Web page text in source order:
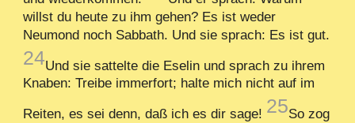
willst du heute zu ihm gehen? Es ist weder
Neumond noch Sabbath. Und sie sprach: Es ist gut.
24Und sie sattelte die Eselin und sprach zu ihrem
Knaben: Treibe immerfort; halte mich nicht auf im
Reiten, es sei denn, daß ich es dir sage! 25So zog